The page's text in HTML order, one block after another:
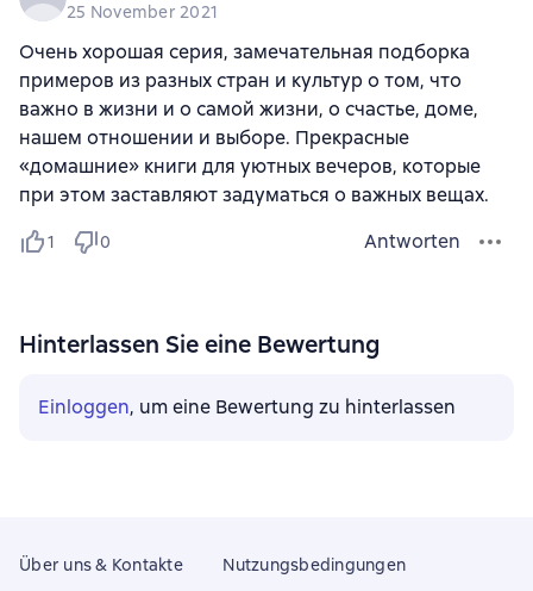
25 November 2021
Очень хорошая серия, замечательная подборка
примеров из разных стран и культур о том, что
важно в жизни и о самой жизни, о счастье, доме,
нашем отношении и выборе. Прекрасные
«домашние» книги для уютных вечеров, которые
при этом заставляют задуматься о важных вещах.
1 0 Antworten
Hinterlassen Sie eine Bewertung
Einloggen, um eine Bewertung zu hinterlassen
Über uns & Kontakte Nutzungsbedingungen